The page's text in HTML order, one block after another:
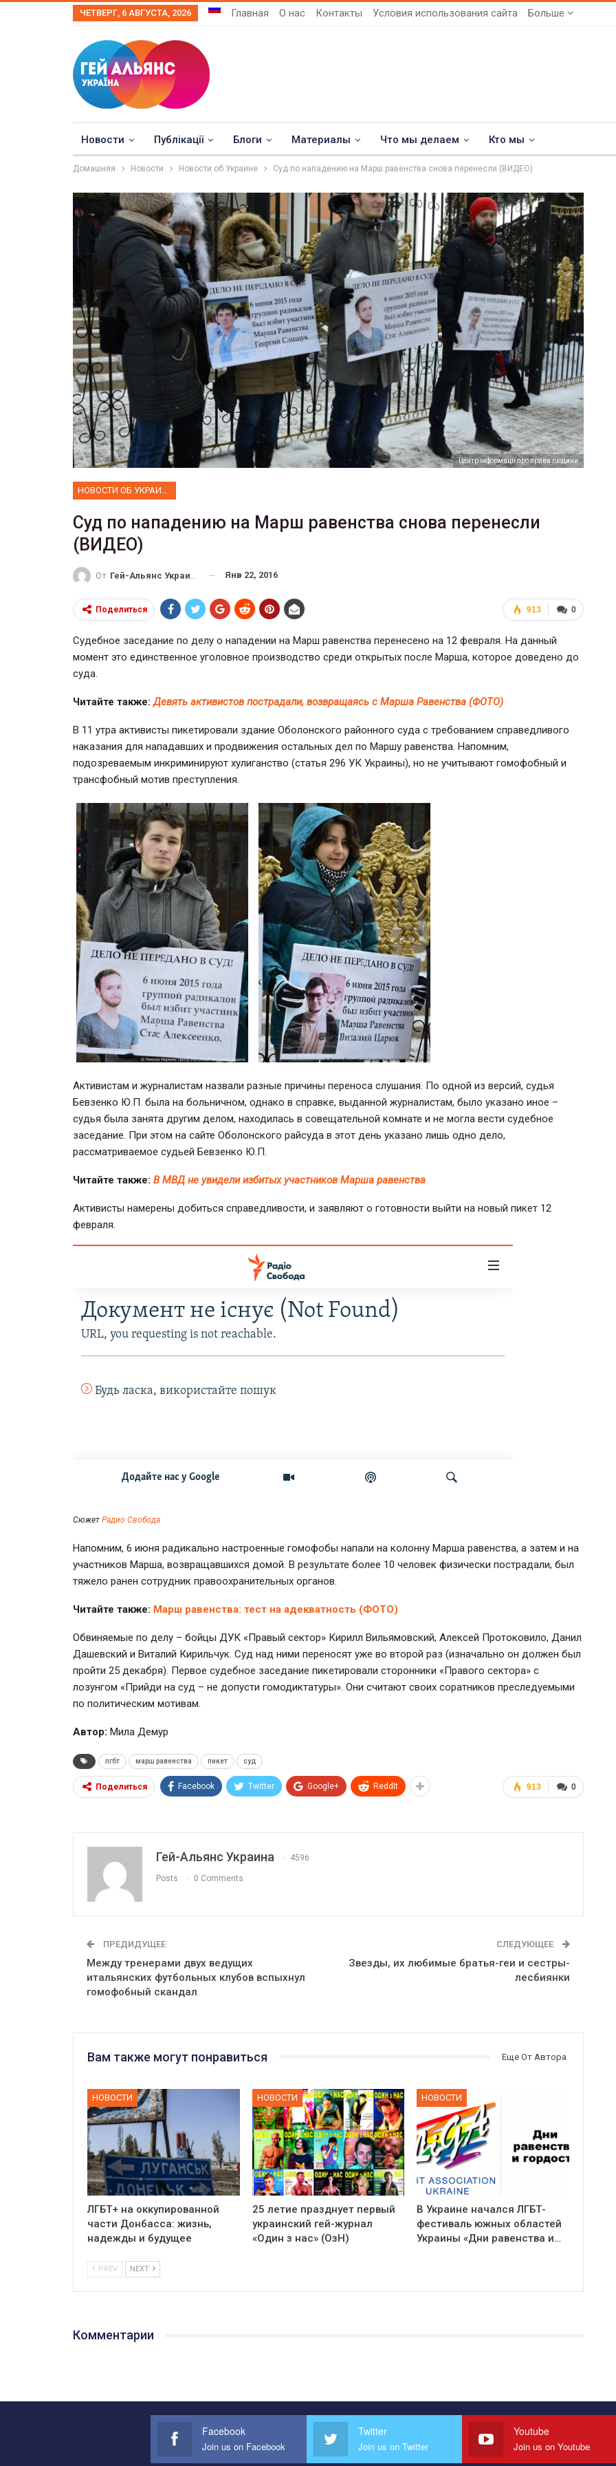
ЧЕТВЕРГ, 6 АВГУСТА, 2026 Главная О нас Контакты Условия использования сайта Больше
Новости Публікації Блоги Материалы Что мы делаем Кто мы
Домашняя Новости Новости об Украине Суд по нападению на Марш равенства снова перенесли (ВИДЕО)
Центр інформації про права людини
НОВОСТИ ОБ УКРАИНЕ
Суд по нападению на Марш равенства снова перенесли
(ВИДЕО)
От Гей-Альянс Украина Янв 22, 2016
0
913
Поделиться
Судебное заседание по делу о нападении на Марш равенства перенесено на 12 февраля. На данный
момент это единственное уголовное производство среди открытых после Марша, которое доведено до
суда.
Читайте также:Девять активистов пострадали, возвращаясь с Марша Равенства (ФОТО)
В 11 утра активисты пикетировали здание Оболонского районного суда с требованием справедливого
наказания для нападавших и продвижения остальных дел по Маршу равенства. Напомним,
подозреваемым инкриминируют хулиганство (статья 296 УК Украины), но не учитывают гомофобный и
трансфобный мотив преступления.
Активистам и журналистам назвали разные причины переноса слушания. По одной из версий, судья
Бевзенко Ю.П. была на больничном, однако в справке, выданной журналистам, было указано иное –
судья была занята другим делом, находилась в совещательной комнате и не могла вести судебное
заседание. При этом на сайте Оболонского райсуда в этот день указано лишь одно дело,
рассматриваемое судьей Бевзенко Ю.П.
Читайте также: В МВД не увидели избитых участников Марша равенства
Активисты намерены добиться справедливости, и заявляют о готовности выйти на новый пикет 12
февраля.
Сюжет Радио Свобода
Напомним, 6 июня радикально настроенные гомофобы напали на колонну Марша равенства, а затем и на
участников Марша, возвращавшихся домой. В результате более 10 человек физически пострадали, был
тяжело ранен сотрудник правоохранительных органов.
Читайте также: Марш равенства: тест на адекватность (ФОТО)
Обвиняемые по делу – бойцы ДУК «Правый сектор» Кирилл Вильямовский, Алексей Протоковило, Данил
Дашевский и Виталий Кирильчук. Суд над ними переносят уже во второй раз (изначально он должен был
пройти 25 декабря). Первое судебное заседание пикетировали сторонники «Правого сектора» с
лозунгом «Прийди на суд – не допусти гомодиктатуры». Они считают своих соратников преследуемыми
по политическим мотивам.
Автор: Мила Демур
лгбт марш равенства пикет суд
0
913
Поделиться Facebook Twitter Google+ ReddIt
Гей-Альянс Украина 4596
Posts 0 Comments
ПРЕДИДУЩЕЕ
Между тренерами двух ведущих
итальянских футбольных клубов вспыхнул
гомофобный скандал
СЛЕДУЮЩЕЕ
Звезды, их любимые братья-геи и сестры-
лесбиянки
Вам также могут понравиться Еще От Автора
НОВОСТИ
ЛГБТ+ на оккупированной
части Донбасса: жизнь,
надежды и будущее
НОВОСТИ
25 летие празднует первый
украинский гей-журнал
«Один з нас» (ОзН)
НОВОСТИ
В Украине начался ЛГБТ-
фестиваль южных областей
Украины «Дни равенства и…
PREV NEXT
Комментарии
ФОТО
Прайд в Тель-Авиве собрал 200
тысяч участников
ГЕЙ-АЛЬЯНС УКРАИНА Июн 10, 2017 0
ФОТО
Военнослужащие-трансгендеры
ГЕЙ-АЛЬЯНС УКРАИНА Июл 27, 2017 0
Facebook
Join us on Facebook
Twitter
Join us on Twitter
Youtube
Join us on Youtube